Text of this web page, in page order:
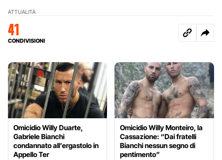
ATTUALITÀ
41
CONDIVISIONI
Omicidio Willy Duarte,
Gabriele Bianchi
condannato all’ergastolo in
Appello Ter
Omicidio Willy Monteiro, la
Cassazione: “Dai fratelli
Bianchi nessun segno di
pentimento”